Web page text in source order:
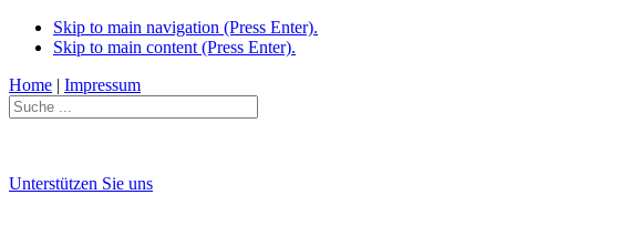
Skip to main navigation (Press Enter).
Skip to main content (Press Enter).
Home | Impressum
Unterstützen Sie uns